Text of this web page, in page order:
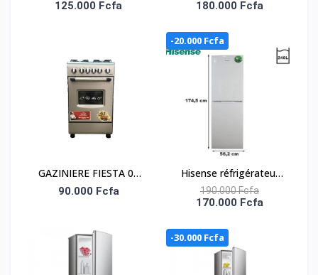
COMBINÉ 165 LITRES –
125.000 Fcfa
COMBINÉ 259 LITRES -
RD-34DC4SB
180.000 Fcfa
GAZINIERE FIESTA 04
FEUX AUTOMATIQUE
90.000 Fcfa
-20.000 Fcfa
Hisense réfrigérateur
Combiné - Rd-34dc4sa -
A+ - 240 Litres - 3
190.000 Fcfa
170.000 Fcfa
-30.000 Fcfa